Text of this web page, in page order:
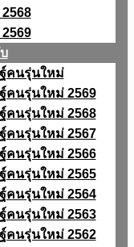
คนรุ่นใหม่
คนรุ่นใหม่ 2569
คนรุ่นใหม่ 2568
คนรุ่นใหม่ 2567
คนรุ่นใหม่ 2566
คนรุ่นใหม่ 2565
คนรุ่นใหม่ 2564
คนรุ่นใหม่ 2563
คนรุ่นใหม่ 2562